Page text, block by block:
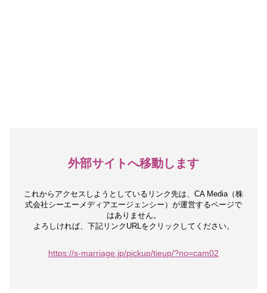
外部サイトへ移動します
これからアクセスしようとしているリンク先は、 CA Media（株
式会社シーエーメディアエージェンシー）が運営するページで
はありません。
よろしければ、下記リンクURLをクリックしてください。
https://s-marriage.jp/pickup/tieup/?no=cam02